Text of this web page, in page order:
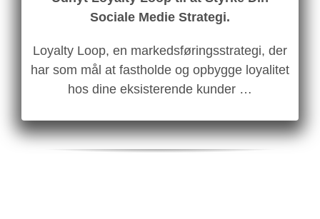
Sociale Medie Strategi.
Loyalty Loop, en markedsføringsstrategi, der
har som mål at fastholde og opbygge loyalitet
hos dine eksisterende kunder …